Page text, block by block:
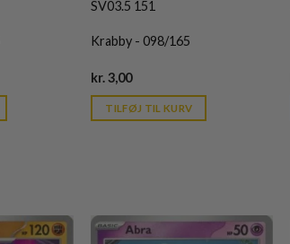
SV03.5 151
Krabby - 098/165
kr.3,00Current
is:
kr. 39,95.
TILFØJ TIL KURV